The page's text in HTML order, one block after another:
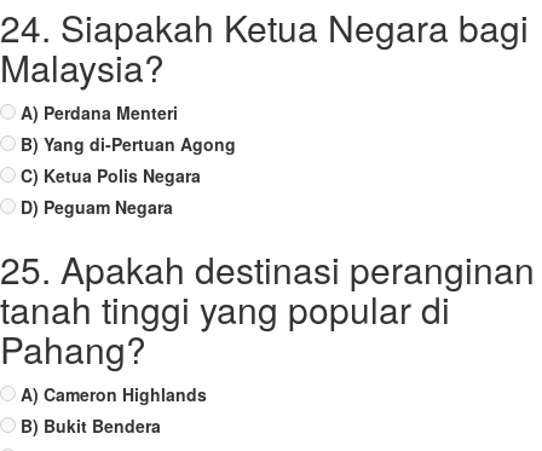
24. Siapakah Ketua Negara bagi
Malaysia?
A) Perdana Menteri
B) Yang di-Pertuan Agong
C) Ketua Polis Negara
D) Peguam Negara
25. Apakah destinasi peranginan
tanah tinggi yang popular di
Pahang?
A) Cameron Highlands
B) Bukit Bendera